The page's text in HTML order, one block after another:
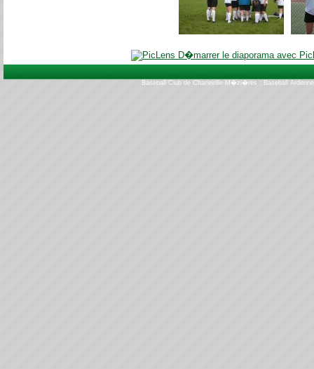
D�marrer le diaporama avec
Baseball Club de Charleville-M�zi�res : Baseball